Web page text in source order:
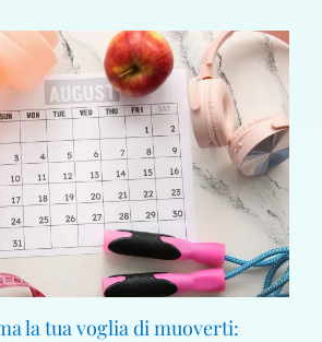
la tua voglia di muoverti: